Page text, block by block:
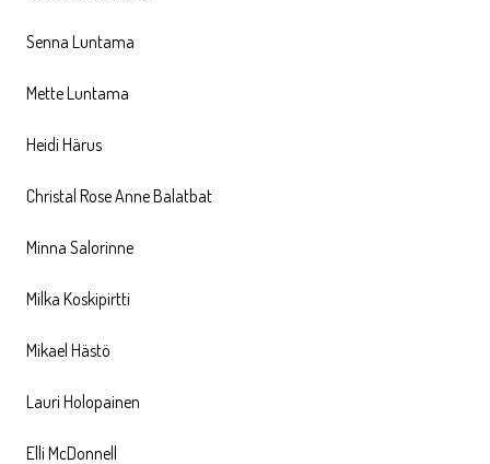
Senna Luntama
Mette Luntama
Heidi Härus
Christal Rose Anne Balatbat
Minna Salorinne
Milka Koskipirtti
Mikael Hästö
Lauri Holopainen
Elli McDonnell